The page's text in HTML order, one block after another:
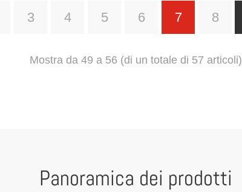
3 4 5 6 7 8
Mostra da 49 a 56 (di un totale di 57 articoli)
Panoramica dei prodotti